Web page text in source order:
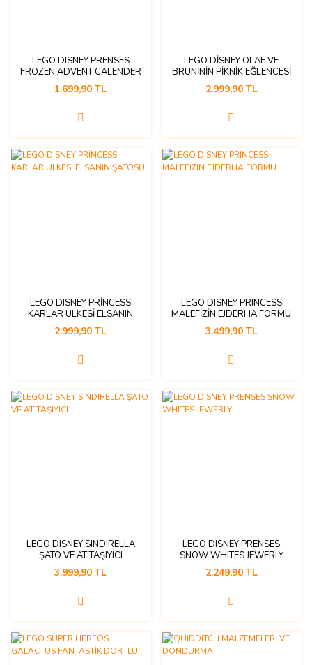
LEGO DISNEY PRENSES
FROZEN ADVENT CALENDER
1.699,90 TL
LEGO DİSNEY OLAF VE
BRUNİNİN PİKNİK EĞLENCESİ
2.999,90 TL
LEGO DISNEY PRİNCESS
KARLAR ÜLKESİ ELSANIN
ŞATOSU
2.999,90 TL
LEGO DISNEY PRINCESS
MALEFİZİN EJDERHA FORMU
3.499,90 TL
LEGO DISNEY SINDIRELLA
ŞATO VE AT TAŞIYICI
3.999,90 TL
LEGO DISNEY PRENSES
SNOW WHITES JEWERLY
2.249,90 TL